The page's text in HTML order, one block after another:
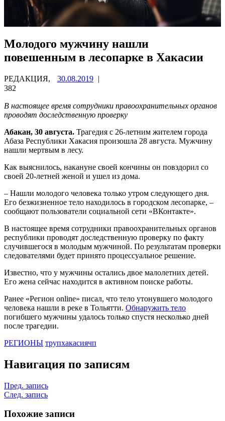
Молодого мужчину нашли
повешенным в лесопарке в Хакасии
РЕДАКЦИЯ, 30.08.2019 |
382
В настоящее время сотрудники правоохранительных органов
проводят доследственную проверку
Абакан, 30 августа. Трагедия с 26-летним жителем города
Абаза Республики Хакасия произошла 28 августа. Мужчину
нашли мертвым в лесу.
Как выяснилось, накануне своей кончины он повздорил со
своей 20-летней женой и ушел из дома.
– Нашли молодого человека только утром следующего дня.
Его безжизненное тело находилось в городском лесопарке, –
сообщают пользователи социальной сети «ВКонтакте».
В настоящее время сотрудники правоохранительных органов
республики проводят доследственную проверку по факту
случившегося в молодым мужчиной. По результатам проверки
следователями будет принято процессуальное решение.
Известно, что у мужчины остались двое малолетних детей.
Его жена сейчас находится в активном поиске работы.
Ранее «Регион online» писал, что тело утонувшего молодого
человека нашли в реке в Тольятти. Обнаружить тело
погибшего мужчины удалось только спустя несколько дней
после трагедии.
РЕГИОНЫ трупхакасиячп
Навигация по записям
Пред. запись
След. запись
Похожие записи